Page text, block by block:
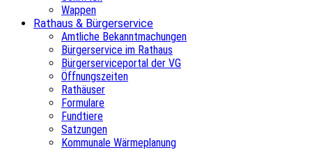
Wappen
Rathaus & Bürgerservice
Amtliche Bekanntmachungen
Bürgerservice im Rathaus
Bürgerserviceportal der VG
Öffnungszeiten
Rathäuser
Formulare
Fundtiere
Satzungen
Kommunale Wärmeplanung